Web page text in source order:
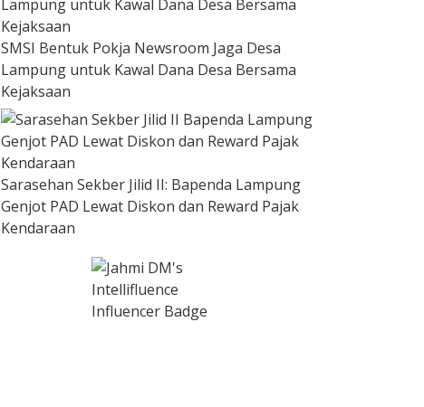
SMSI Bentuk Pokja Newsroom Jaga Desa
Lampung untuk Kawal Dana Desa Bersama
Kejaksaan
Sarasehan Sekber Jilid II: Bapenda Lampung
Genjot PAD Lewat Diskon dan Reward Pajak
Kendaraan